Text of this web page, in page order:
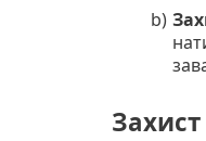
b)
Захист